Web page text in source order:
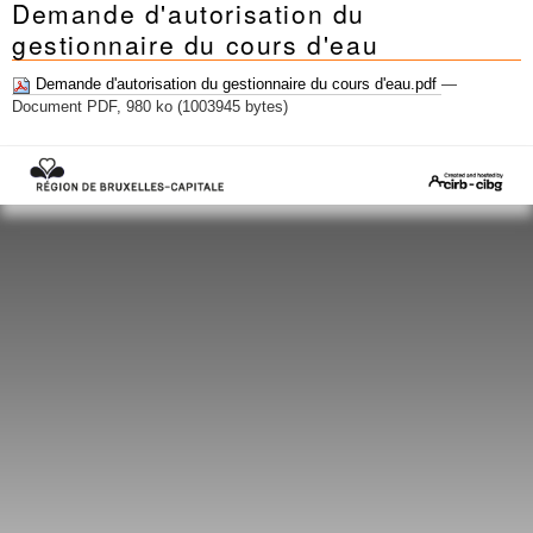
Mots-clés
Renseignements urbanistiques
Demande d'autorisation du
gestionnaire du cours d'eau
Demande d'autorisation du gestionnaire du cours d'eau.pdf —
Document PDF, 980 ko (1003945 bytes)